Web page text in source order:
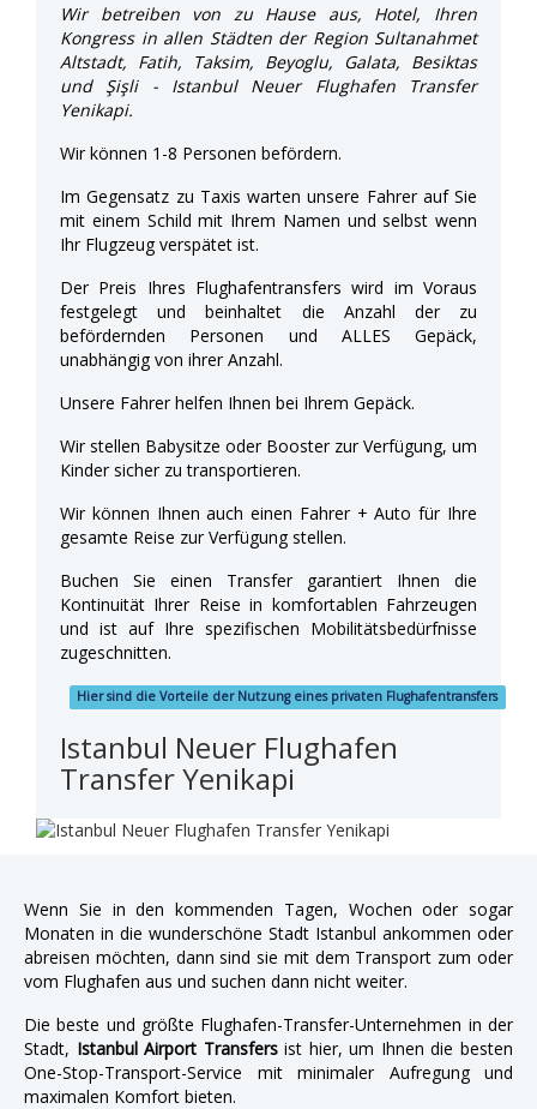
Wir betreiben von zu Hause aus, Hotel, Ihren
Kongress in allen Städten der Region Sultanahmet
Altstadt, Fatih, Taksim, Beyoglu, Galata, Besiktas
und Şişli - Istanbul Neuer Flughafen Transfer
Yenikapi.
Wir können 1-8 Personen befördern.
Im Gegensatz zu Taxis warten unsere Fahrer auf Sie
mit einem Schild mit Ihrem Namen und selbst wenn
Ihr Flugzeug verspätet ist.
Der Preis Ihres Flughafentransfers wird im Voraus
festgelegt und beinhaltet die Anzahl der zu
befördernden Personen und ALLES Gepäck,
unabhängig von ihrer Anzahl.
Unsere Fahrer helfen Ihnen bei Ihrem Gepäck.
Wir stellen Babysitze oder Booster zur Verfügung, um
Kinder sicher zu transportieren.
Wir können Ihnen auch einen Fahrer + Auto für Ihre
gesamte Reise zur Verfügung stellen.
Buchen Sie einen Transfer garantiert Ihnen die
Kontinuität Ihrer Reise in komfortablen Fahrzeugen
und ist auf Ihre spezifischen Mobilitätsbedürfnisse
zugeschnitten.
Hier sind die Vorteile der Nutzung eines privaten Flughafentransfers
Istanbul Neuer Flughafen
Transfer Yenikapi
Wenn Sie in den kommenden Tagen, Wochen oder sogar
Monaten in die wunderschöne Stadt Istanbul ankommen oder
abreisen möchten, dann sind sie mit dem Transport zum oder
vom Flughafen aus und suchen dann nicht weiter.
Die beste und größte Flughafen-Transfer-Unternehmen in der
Stadt, Istanbul Airport Transfersist hier, um Ihnen die besten
One-Stop-Transport-Service mit minimaler Aufregung und
maximalen Komfort bieten.